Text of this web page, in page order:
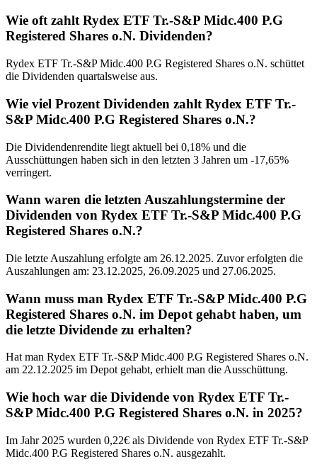
Wie oft zahlt Rydex ETF Tr.-S&P Midc.400 P.G
Registered Shares o.N. Dividenden?
Rydex ETF Tr.-S&P Midc.400 P.G Registered Shares o.N. schüttet
die Dividenden quartalsweise aus.
Wie viel Prozent Dividenden zahlt Rydex ETF Tr.-
S&P Midc.400 P.G Registered Shares o.N.?
Die Dividendenrendite liegt aktuell bei 0,18% und die
Ausschüttungen haben sich in den letzten 3 Jahren um -17,65%
verringert.
Wann waren die letzten Auszahlungstermine der
Dividenden von Rydex ETF Tr.-S&P Midc.400 P.G
Registered Shares o.N.?
Die letzte Auszahlung erfolgte am 26.12.2025. Zuvor erfolgten die
Auszahlungen am: 23.12.2025, 26.09.2025 und 27.06.2025.
Wann muss man Rydex ETF Tr.-S&P Midc.400 P.G
Registered Shares o.N. im Depot gehabt haben, um
die letzte Dividende zu erhalten?
Hat man Rydex ETF Tr.-S&P Midc.400 P.G Registered Shares o.N.
am 22.12.2025 im Depot gehabt, erhielt man die Ausschüttung.
Wie hoch war die Dividende von Rydex ETF Tr.-
S&P Midc.400 P.G Registered Shares o.N. in 2025?
Im Jahr 2025 wurden 0,22€ als Dividende von Rydex ETF Tr.-S&P
Midc.400 P.G Registered Shares o.N. ausgezahlt.